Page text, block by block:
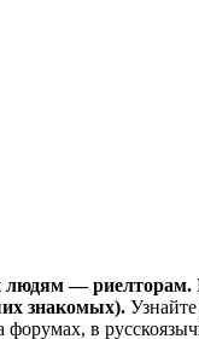
людям — риелторам.
знакомых).
в